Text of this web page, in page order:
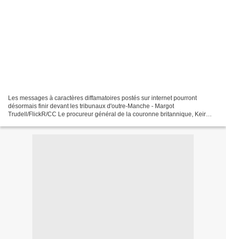
Les messages à caractères diffamatoires postés sur internet pourront
désormais finir devant les tribunaux d'outre-Manche - Margot
Trudell/FlickR/CC Le procureur général de la couronne britannique, Keir